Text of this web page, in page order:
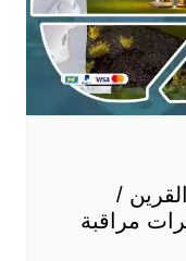
/
مراقبة